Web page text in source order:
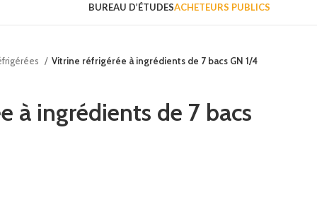
Coffre-fort électronique hôtel
122.15€ HT
BUREAU D’ÉTUDESACHETEURS PUBLICS
Vitrine réfrigérée à ingrédients de 7 bacs GN 1/4
à ingrédients de 7 bacs